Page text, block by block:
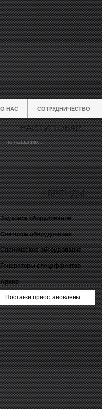
О НАС СОТРУДНИЧЕСТВО
НАЙТИ ТОВАР:
Звуковое оборудование
Световое оборудование
Сценическое оборудование
Генераторы спецэффектов
Архив
Поставки приостановлены
/ БРЕНДЫ